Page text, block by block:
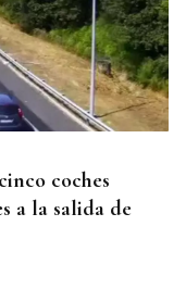
coches
a la salida de